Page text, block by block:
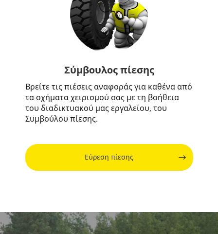
Σύμβουλος πίεσης
Βρείτε τις πιέσεις αναφοράς για καθένα από
τα οχήματα χειρισμού σας με τη βοήθεια
του διαδικτυακού μας εργαλείου, του
Συμβούλου πίεσης.
Εύρεση πίεσης